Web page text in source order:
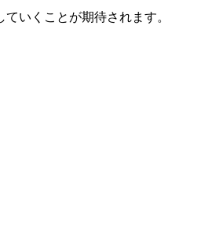
いくことが期待されます。